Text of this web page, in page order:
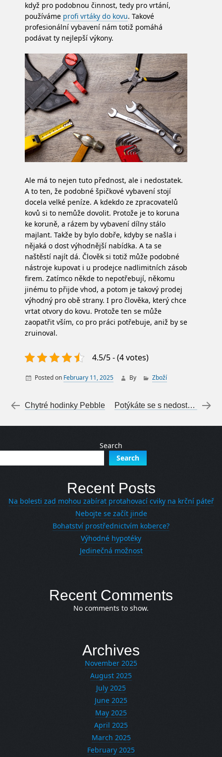
když pro podobnou činnost, tedy pro vrtání,
používáme profi vrtáky do kovu. Takové
profesionální vybavení nám totiž pomáhá
podávat ty nejlepší výkony.
Ale má to nejen tuto přednost, ale i nedostatek.
A to ten, že podobné špičkové vybavení stojí
docela velké peníze. A kdekdo ze zpracovatelů
kovů si to nemůže dovolit. Protože je to koruna
ke koruně, a rázem by vybavení dílny stálo
majlant. Takže by bylo dobře, kdyby se našla i
nějaká o dost výhodnější nabídka. A ta se
naštěstí najít dá. Člověk si totiž může podobné
nástroje kupovat i u prodejce nadlimitních zásob
firem. Zatímco někde to nepotřebují, někomu
jinému to přijde vhod, a potom je takový prodej
výhodný pro obě strany. I pro člověka, který chce
vrtat otvory do kovu. Protože ten se může
zaopatřit vším, co pro práci potřebuje, aniž by se
zruinoval.
4.5/5 - (4 votes)
Posted on February 11, 2025 By Zboží
Post navigation
←
Chytré hodinky Pebble Potýkáte se s nedostatkem?
Search
Search
Recent Posts
Na bolesti zad mohou zabírat protahovací cviky na krční páteř
Nebojte se začít jinde
Bohatství prostřednictvím koberce?
Výhodné hypotéky
Jedinečná možnost
Recent Comments
No comments to show.
Archives
November 2025
August 2025
July 2025
June 2025
May 2025
April 2025
March 2025
February 2025